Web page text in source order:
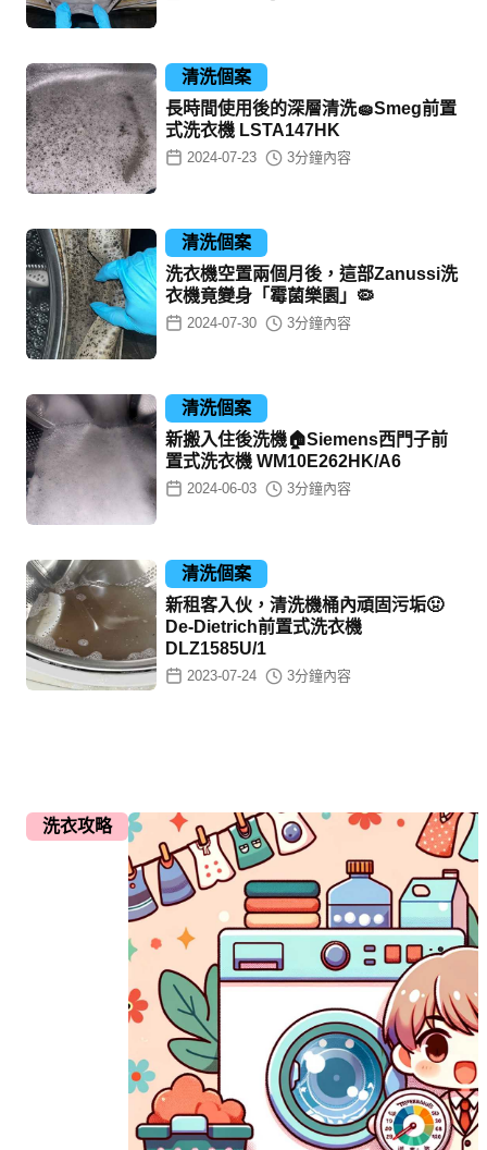
清洗個案
長時間使用後的深層清洗🧽Smeg前置
式洗衣機 LSTA147HK
2024-07-23 3分鐘內容
清洗個案
洗衣機空置兩個月後，這部Zanussi洗
衣機竟變身「霉菌樂園」🦠
2024-07-30 3分鐘內容
清洗個案
新搬入住後洗機🏠Siemens西門子前
置式洗衣機 WM10E262HK/A6
2024-06-03 3分鐘內容
清洗個案
新租客入伙，清洗機桶內頑固污垢🤢
De-Dietrich前置式洗衣機
DLZ1585U/1
2023-07-24 3分鐘內容
洗衣攻略